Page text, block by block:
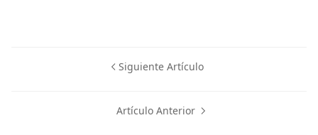
Siguiente Artículo
Artículo Anterior